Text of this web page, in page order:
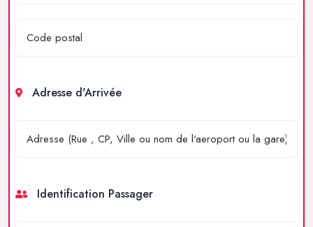
Adresse d'Arrivée
Identification Passager